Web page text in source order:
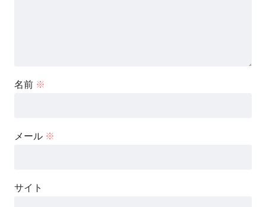
名前 ※
メール ※
サイト